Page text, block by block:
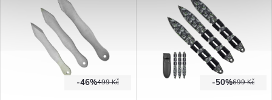
499 Kč
-46% 699 Kč
-50%